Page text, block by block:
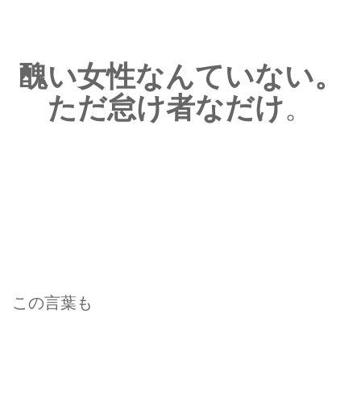
醜い女性なんていない。
ただ怠け者なだけ。
この言葉も